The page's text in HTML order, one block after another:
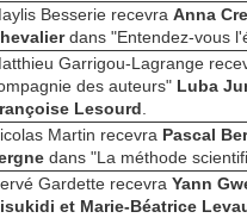
Besserie recevra Anna
dans "Entendez-vous
Garrigou-Lagrange
des auteurs" Luba
Lesourd
Martin recevra Pascal
dans "La méthode
Gardette recevra Yann
et Marie-Béatrice